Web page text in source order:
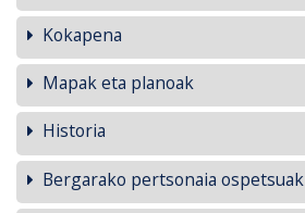
Kokapena
Mapak eta planoak
Historia
Bergarako pertsonaia ospetsuak